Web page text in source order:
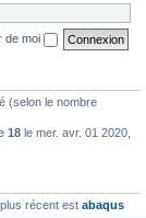
de moi
(selon le nombre
18 le mer. avr. 01 2020,
récent est abaqus